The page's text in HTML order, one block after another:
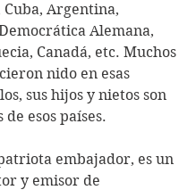
Cuba, Argentina,
Alemana,
Canadá, etc. Muchos
nido en esas
sus hijos y nietos son
de esos países.
embajador, es un
y emisor de